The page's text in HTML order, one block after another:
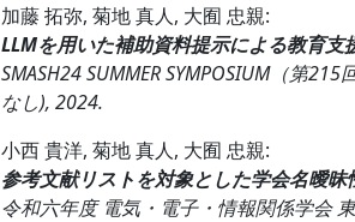
加藤 拓弥, 菊地 真人, 大囿 忠親:
LLMを用いた補助資料提示による教育支
SMASH24 SUMMER SYMPOSIUM（第
なし), 2024.
小西 貴洋, 菊地 真人, 大囿 忠親:
参考文献リストを対象とした学会名曖
令和六年度 電気・電子・情報関係学会